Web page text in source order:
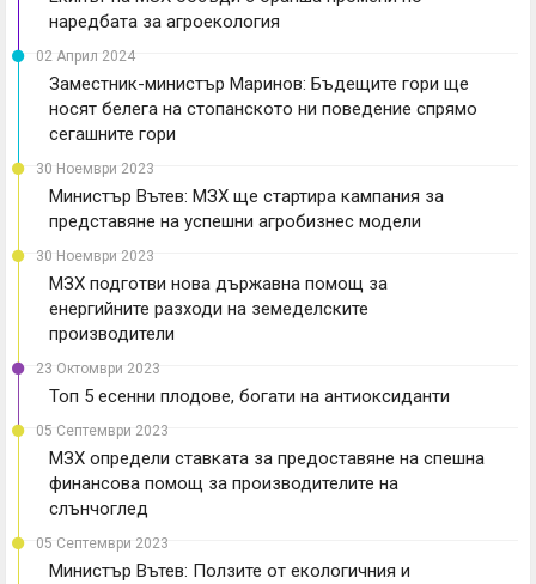
наредбата за агроекология
02 Април 2024
Заместник-министър Маринов: Бъдещите гори ще
носят белега на стопанското ни поведение спрямо
сегашните гори
30 Ноември 2023
Министър Вътев: МЗХ ще стартира кампания за
представяне на успешни агробизнес модели
30 Ноември 2023
МЗХ подготви нова държавна помощ за
енергийните разходи на земеделските
производители
23 Октомври 2023
Топ 5 есенни плодове, богати на антиоксиданти
05 Септември 2023
МЗХ определи ставката за предоставяне на спешна
финансова помощ за производителите на
слънчоглед
05 Септември 2023
Министър Вътев: Ползите от екологичния и